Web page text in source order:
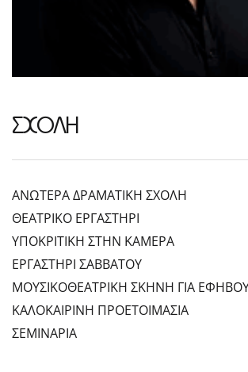
ΣΧΟΛΗ
ΑΝΩΤΕΡΑ ΔΡΑΜΑΤΙΚΗ ΣΧΟΛΗ
ΘΕΑΤΡΙΚΟ ΕΡΓΑΣΤΗΡΙ
ΥΠΟΚΡΙΤΙΚΗ ΣΤΗΝ ΚΑΜΕΡΑ
ΕΡΓΑΣΤΗΡΙ ΣΑΒΒΑΤΟΥ
ΜΟΥΣΙΚΟΘΕΑΤΡΙΚΗ ΣΚΗΝΗ ΓΙΑ
ΚΑΛΟΚΑΙΡΙΝΗ ΠΡΟΕΤΟΙΜΑΣΙΑ
ΣΕΜΙΝΑΡΙΑ